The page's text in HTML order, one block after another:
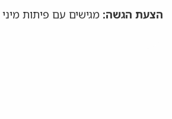
הצעת הגשה: מגישים עם פיתות